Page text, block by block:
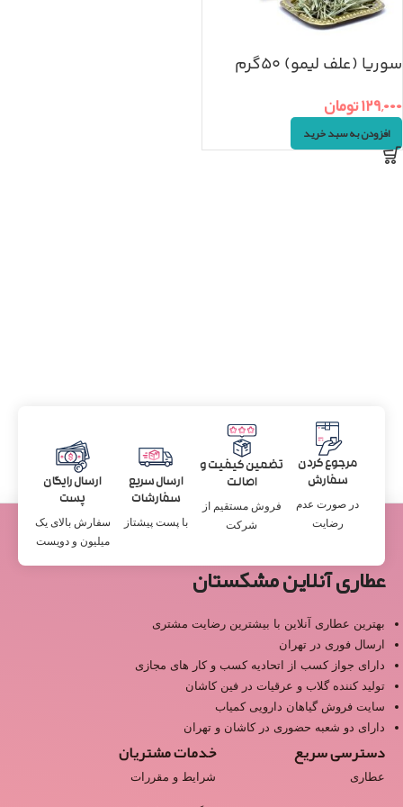
سوریا (علف لیمو) ۵۰گرم
۱۲۹,۰۰۰تومان
افزودن به سبد خرید
مرجوع کردن
سفارش
در صورت عدم
رضایت
تضمین کیفیت و
اصالت
فروش مستقیم از
شرکت
ارسال سریع
سفارشات
با پست پیشتاز
ارسال رایگان
پست
سفارش بالای یک
میلیون و دویست
عطاری آنلاین مشکستان
بهترین عطاری آنلاین با بیشترین رضایت مشتری
ارسال فوری در تهران
دارای جواز کسب از اتحادیه کسب و کار های مجازی
تولید کننده گلاب و عرقیات در فین کاشان
سایت فروش گیاهان دارویی کمیاب
دارای دو شعبه حضوری در کاشان و تهران
دسترسی سریع
عطاری
خدمات مشتریان
شرایط و مقررات